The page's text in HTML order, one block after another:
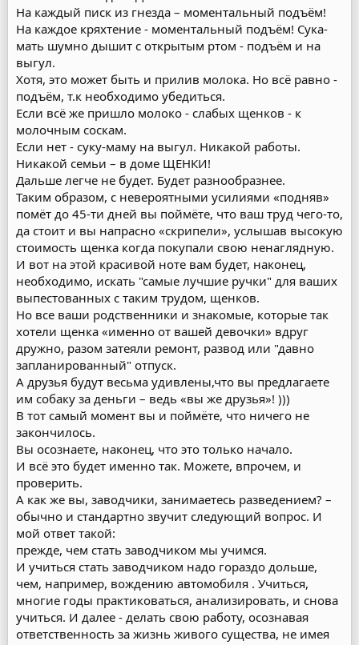
На каждый писк из гнезда – моментальный подъём!
На каждое кряхтение - моментальный подъём! Сука-
мать шумно дышит с открытым ртом - подъём и на
выгул.
Хотя, это может быть и прилив молока. Но всё равно -
подъём, т.к необходимо убедиться.
Если всё же пришло молоко - слабых щенков - к
молочным соскам.
Если нет - суку-маму на выгул. Никакой работы.
Никакой семьи – в доме ЩЕНКИ!
Дальше легче не будет. Будет разнообразнее.
Таким образом, с невероятными усилиями «подняв»
помёт до 45-ти дней вы поймёте, что ваш труд чего-то,
да стоит и вы напрасно «скрипели», услышав высокую
стоимость щенка когда покупали свою ненаглядную.
И вот на этой красивой ноте вам будет, наконец,
необходимо, искать "самые лучшие ручки" для ваших
выпестованных с таким трудом, щенков.
Но все ваши родственники и знакомые, которые так
хотели щенка «именно от вашей девочки» вдруг
дружно, разом затеяли ремонт, развод или "давно
запланированный" отпуск.
А друзья будут весьма удивлены,что вы предлагаете
им собаку за деньги – ведь «вы же друзья»! )))
В тот самый момент вы и поймёте, что ничего не
закончилось.
Вы осознаете, наконец, что это только начало.
И всё это будет именно так. Можете, впрочем, и
проверить.
А как же вы, заводчики, занимаетесь разведением? –
обычно и стандартно звучит следующий вопрос. И
мой ответ такой:
прежде, чем стать заводчиком мы учимся.
И учиться стать заводчиком надо гораздо дольше,
чем, например, вождению автомобиля . Учиться,
многие годы практиковаться, анализировать, и снова
учиться. И далее - делать свою работу, осознавая
ответственность за жизнь живого существа, не имея